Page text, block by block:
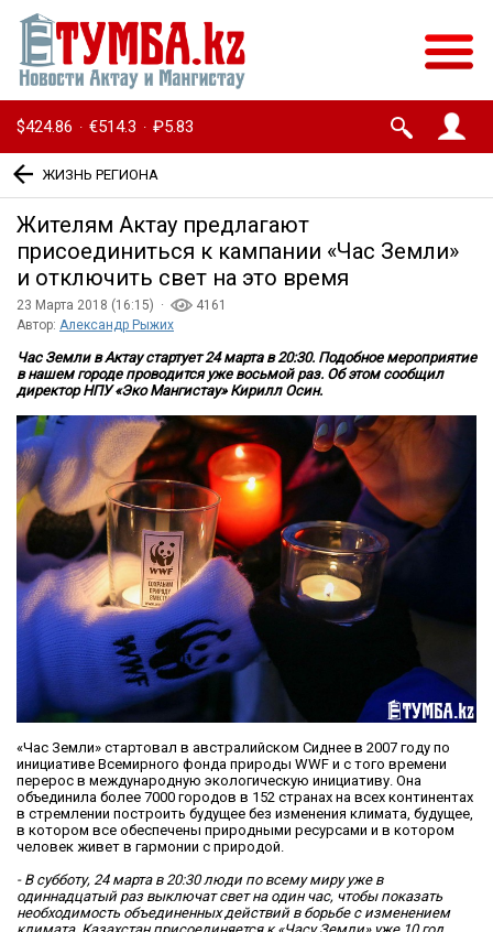
$424.86 · €514.3 · ₽5.83
ЖИЗНЬ РЕГИОНА
Жителям Актау предлагают
присоединиться к кампании «Час Земли»
и отключить свет на это время
23 Марта 2018 (16:15) ·
4161
Автор: Александр Рыжих
Час Земли в Актау стартует 24 марта в 20:30. Подобное мероприятие
в нашем городе проводится уже восьмой раз. Об этом сообщил
директор НПУ «Эко Мангистау» Кирилл Осин.
«Час Земли» стартовал в австралийском Сиднее в 2007 году по
инициативе Всемирного фонда природы WWF и с того времени
перерос в международную экологическую инициативу. Она
объединила более 7000 городов в 152 странах на всех континентах
в стремлении построить будущее без изменения климата, будущее,
в котором все обеспечены природными ресурсами и в котором
человек живет в гармонии с природой.
- В субботу, 24 марта в 20:30 люди по всему миру уже в
одиннадцатый раз выключат свет на один час, чтобы показать
необходимость объединенных действий в борьбе с изменением